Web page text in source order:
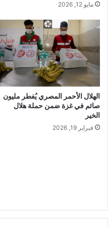
مايو 12, 2026
الهلال الأحمر المصري يُفطر مليون
صائم في غزة ضمن حملة هلال
الخير
فبراير 19, 2026